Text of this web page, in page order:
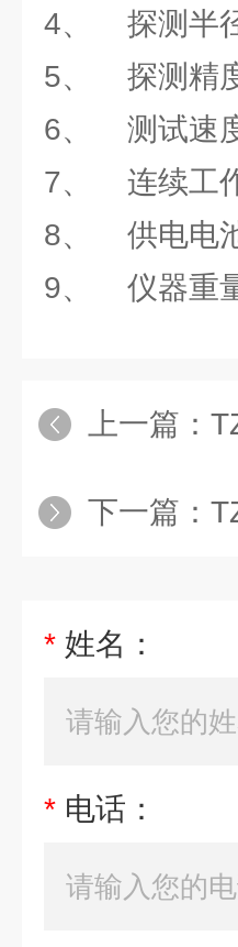
4、 探测半
5、 探测精
6、 测试速
7、 连续工
8、 供电电
9、 仪器重
上一篇：
下一篇：
* 姓名：
* 电话：